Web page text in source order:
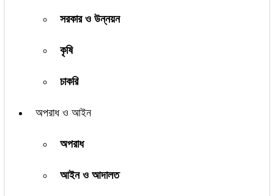
সরকার ও উন্নয়ন
কৃষি
চাকরি
অপরাধ ও আইন
অপরাধ
আইন ও আদালত